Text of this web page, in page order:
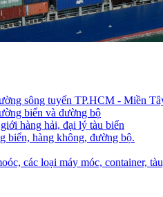
sông tuyến TP.HCM - Miền
biển và đường bộ
hàng hải, đại lý tàu biển
biển, hàng không, đường bộ.
các loại máy móc, container,